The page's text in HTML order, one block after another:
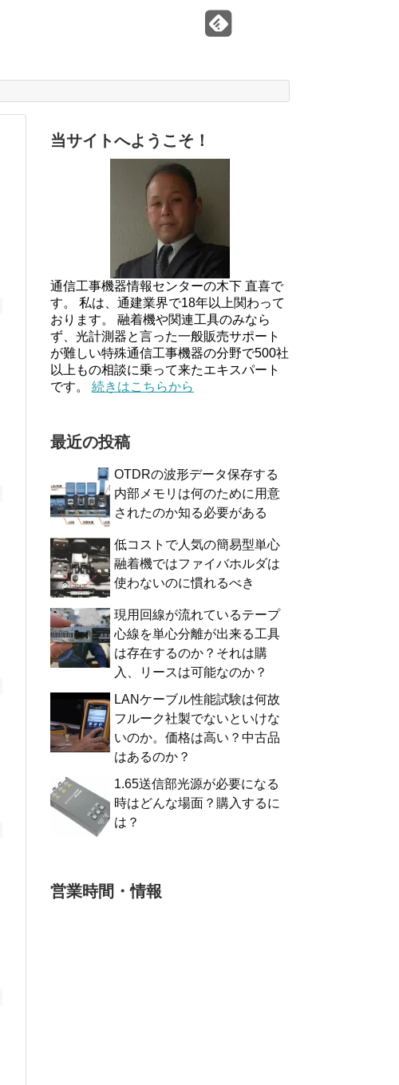
当サイトへようこそ！
通信工事機器情報センターの木下 直喜で
す。 私は、通建業界で18年以上関わって
おります。 融着機や関連工具のみなら
ず、光計測器と言った一般販売サポート
が難しい特殊通信工事機器の分野で500社
以上もの相談に乗って来たエキスパート
です。 続きはこちらから
最近の投稿
OTDRの波形データ保存する
内部メモリは何のために用意
されたのか知る必要がある
低コストで人気の簡易型単心
融着機ではファイバホルダは
使わないのに慣れるべき
現用回線が流れているテープ
心線を単心分離が出来る工具
は存在するのか？それは購
入、リースは可能なのか？
LANケーブル性能試験は何故
フルーク社製でないといけな
いのか。価格は高い？中古品
はあるのか？
1.65送信部光源が必要になる
時はどんな場面？購入するに
は？
営業時間・情報